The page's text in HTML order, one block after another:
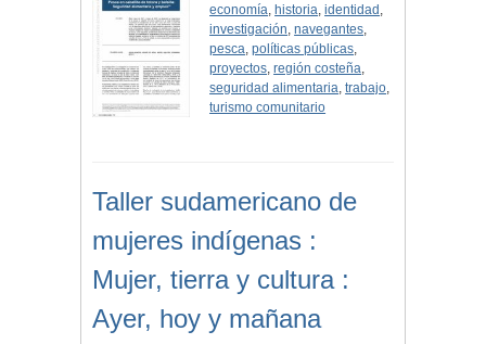
economía, historia,identidad ,
investigación,navegantes,
pesca,políticas públicas,
proyectos,región costeña,
seguridad alimentaria,trabajo,
turismo comunitario
Taller sudamericano de
mujeres indígenas :
Mujer, tierra y cultura :
Ayer, hoy y mañana